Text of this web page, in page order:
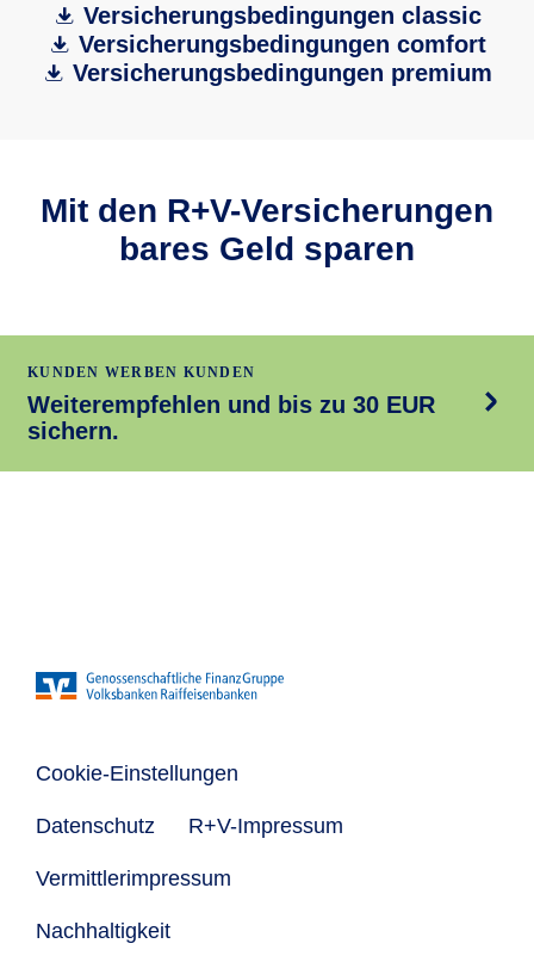
Versicherungsbedingungen classic
Versicherungsbedingungen comfort
Versicherungsbedingungen premium
Mit den R+V-Versicherungen
bares Geld sparen
KUNDEN WERBEN KUNDEN
Weiterempfehlen und bis zu 30 EUR
sichern.
Cookie-Einstellungen
Datenschutz R+V-Impressum
Vermittlerimpressum
Nachhaltigkeit